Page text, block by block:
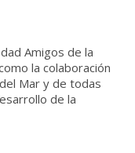
Amigos de la
la colaboración
Mar y de todas
de la